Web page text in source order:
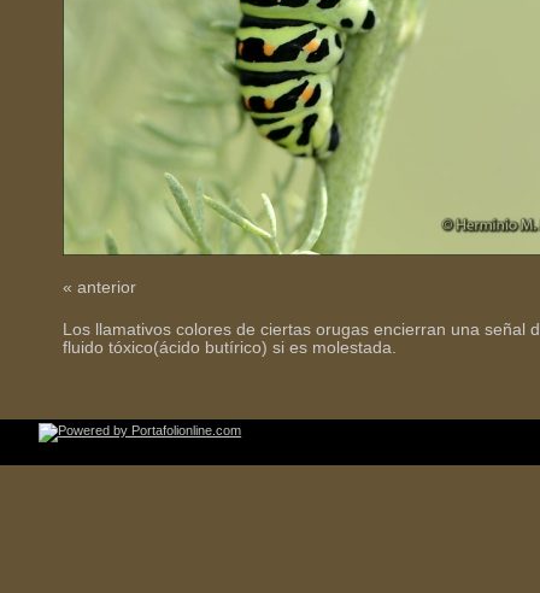
« anterior
Los llamativos colores de ciertas orugas encierran una
fluido tóxico(ácido butírico) si es molestada.